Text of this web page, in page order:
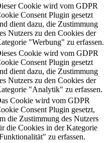
Cookie wird vom GDPR
Consent Plugin gesetzt
dient dazu, die Zustimmung
Nutzers zu den Cookies der
"Werbung" zu erfassen.
Cookie wird vom GDPR
Consent Plugin gesetzt
dient dazu, die Zustimmung
Nutzers zu den Cookies der
"Analytik" zu erfassen.
Cookie wird vom GDPR
Consent Plugin gesetzt,
die Zustimmung des Nutzers
die Cookies in der Kategorie
zu erfassen.